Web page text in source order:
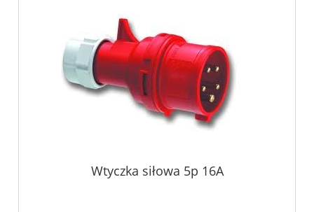
Wtyczka siłowa 5p 16A